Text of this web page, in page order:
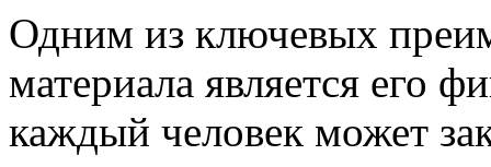
Одним из ключевых
материала является его
каждый человек может